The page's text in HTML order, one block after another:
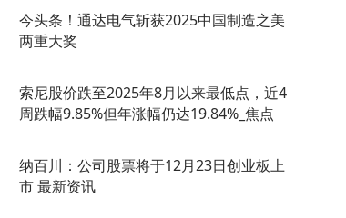
今头条！通达电气斩获2025中国制造之美
两重大奖
索尼股价跌至2025年8月以来最低点，近4
周跌幅9.85%但年涨幅仍达19.84%_焦点
纳百川：公司股票将于12月23日创业板上
市 最新资讯